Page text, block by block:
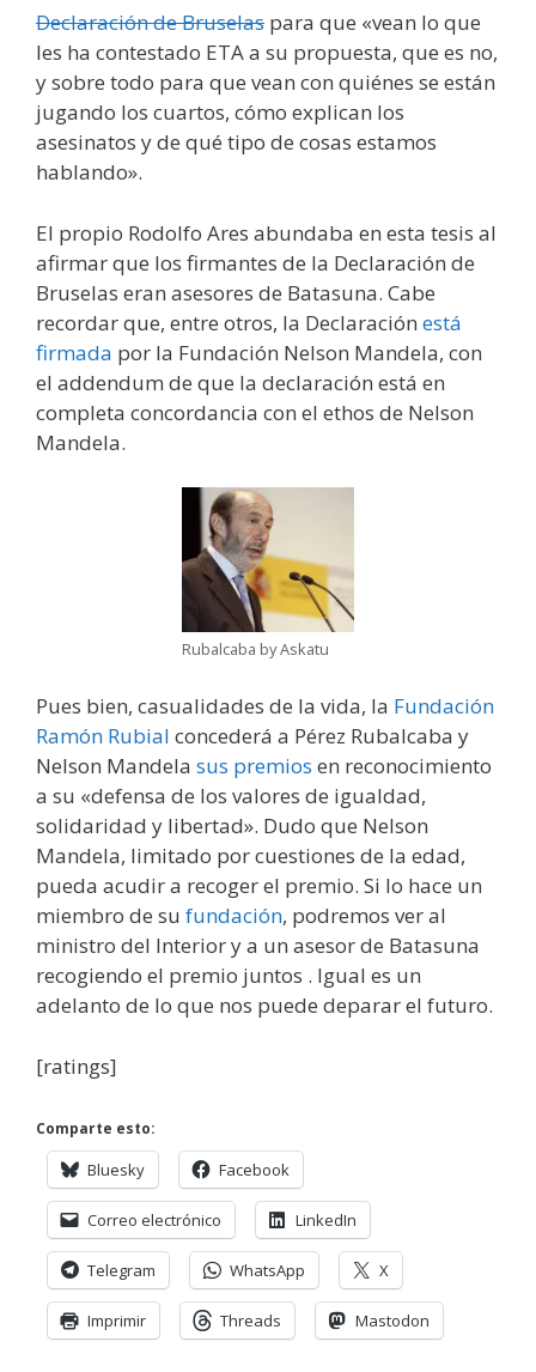
Declaración de Bruselas para que «vean lo que
les ha contestado ETA a su propuesta, que es no,
y sobre todo para que vean con quiénes se están
jugando los cuartos, cómo explican los
asesinatos y de qué tipo de cosas estamos
hablando».
El propio Rodolfo Ares abundaba en esta tesis al
afirmar que los firmantes de la Declaración de
Bruselas eran asesores de Batasuna. Cabe
recordar que, entre otros, la Declaración está
firmada por la Fundación Nelson Mandela, con
el addendum de que la declaración está en
completa concordancia con el ethos de Nelson
Mandela.
Rubalcaba by Askatu
Pues bien, casualidades de la vida, la Fundación
Ramón Rubial concederá a Pérez Rubalcaba y
Nelson Mandela sus premios en reconocimiento
a su «defensa de los valores de igualdad,
solidaridad y libertad». Dudo que Nelson
Mandela, limitado por cuestiones de la edad,
pueda acudir a recoger el premio. Si lo hace un
miembro de su fundación, podremos ver al
ministro del Interior y a un asesor de Batasuna
recogiendo el premio juntos . Igual es un
adelanto de lo que nos puede deparar el futuro.
[ratings]
Comparte esto:
Bluesky Facebook
Correo electrónico LinkedIn
Telegram WhatsApp X
Imprimir Threads Mastodon